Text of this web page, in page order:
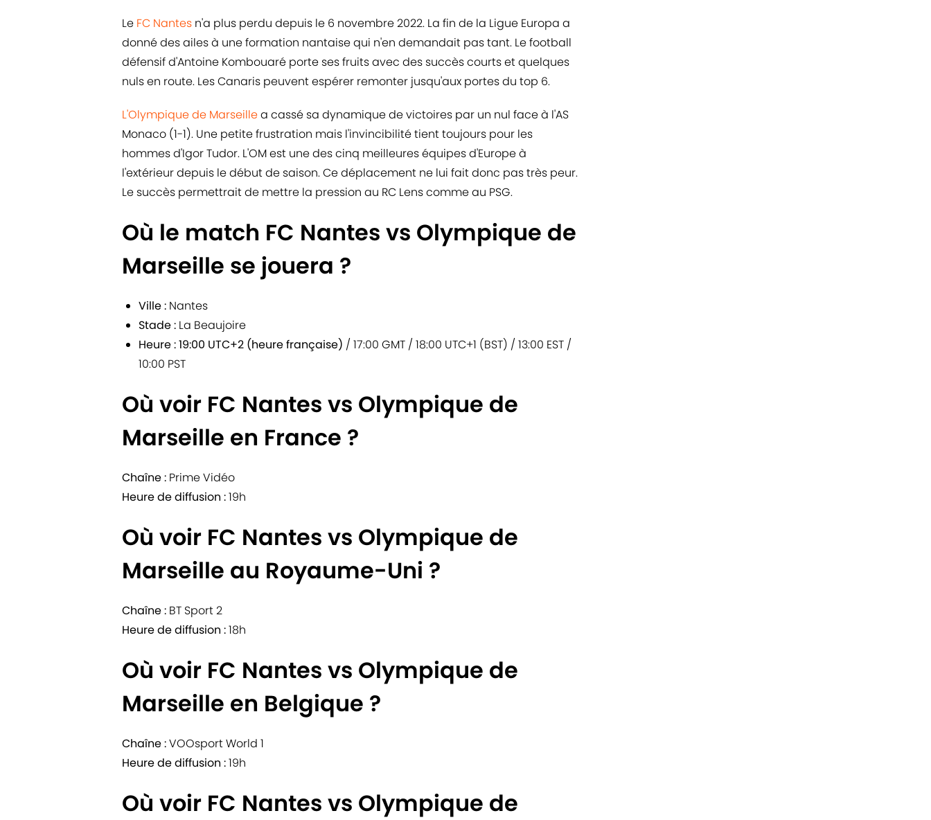
Le FC Nantes n'a plus perdu depuis le 6 novembre 2022. La fin de la Ligue Europa a
donné des ailes à une formation nantaise qui n'en demandait pas tant. Le football
défensif d'Antoine Kombouaré porte ses fruits avec des succès courts et quelques
nuls en route. Les Canaris peuvent espérer remonter jusqu'aux portes du top 6.
L'Olympique de Marseillea cassé sa dynamique de victoires par un nul face à l'AS
Monaco (1-1). Une petite frustration mais l'invincibilité tient toujours pour les
hommes d'Igor Tudor. L'OM est une des cinq meilleures équipes d'Europe à
l'extérieur depuis le début de saison. Ce déplacement ne lui fait donc pas très peur.
Le succès permettrait de mettre la pression au RC Lens comme au PSG.
Où le match FC Nantes vs Olympique de
Marseille se jouera ?
Ville : Nantes
Stade : La Beaujoire
Heure :19:00 UTC+2 (heure française) / 17:00 GMT / 18:00 UTC+1 (BST) / 13:00 EST /
10:00 PST
Où voir FC Nantes vs Olympique de
Marseille en France ?
Chaîne : Prime Vidéo
Heure de diffusion :19h
Où voir FC Nantes vs Olympique de
Marseille au Royaume-Uni ?
Chaîne : BT Sport 2
Heure de diffusion :18h
Où voir FC Nantes vs Olympique de
Marseille en Belgique ?
Chaîne :VOOsport World 1
Heure de diffusion :19h
Où voir FC Nantes vs Olympique de